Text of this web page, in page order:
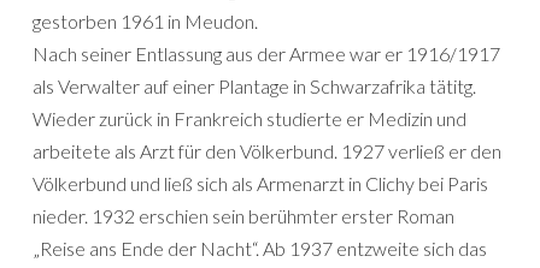
gestorben 1961 in Meudon.
Nach seiner Entlassung aus der Armee war er 1916/1917
als Verwalter auf einer Plantage in Schwarzafrika tätitg.
Wieder zurück in Frankreich studierte er Medizin und
arbeitete als Arzt für den Völkerbund. 1927 verließ er den
Völkerbund und ließ sich als Armenarzt in Clichy bei Paris
nieder. 1932 erschien sein berühmter erster Roman
„Reise ans Ende der Nacht“. Ab 1937 entzweite sich das